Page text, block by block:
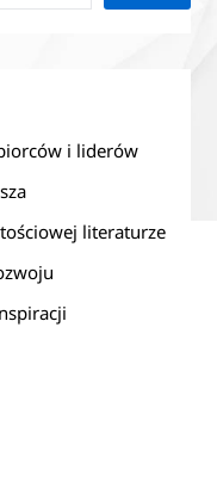
i liderów
literaturze